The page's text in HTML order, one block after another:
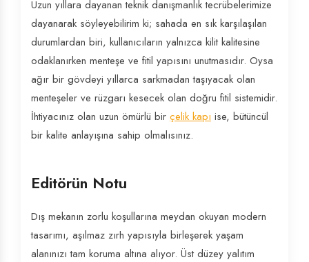
Uzun yıllara dayanan teknik danışmanlık tecrübelerimize
dayanarak söyleyebilirim ki; sahada en sık karşılaşılan
durumlardan biri, kullanıcıların yalnızca kilit kalitesine
odaklanırken menteşe ve fitil yapısını unutmasıdır. Oysa
ağır bir gövdeyi yıllarca sarkmadan taşıyacak olan
menteşeler ve rüzgarı kesecek olan doğru fitil sistemidir.
İhtiyacınız olan uzun ömürlü bir çelik kapı ise, bütüncül
bir kalite anlayışına sahip olmalısınız.
Editörün Notu
Dış mekanın zorlu koşullarına meydan okuyan modern
tasarımı, aşılmaz zırh yapısıyla birleşerek yaşam
alanınızı tam koruma altına alıyor. Üst düzey yalıtım